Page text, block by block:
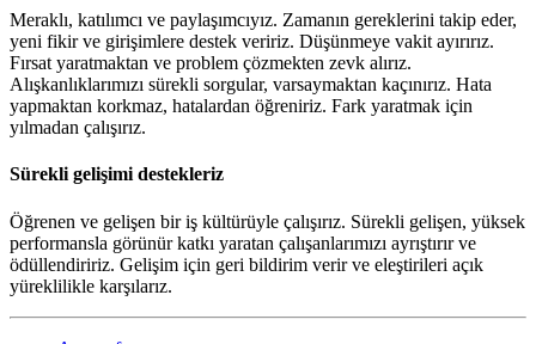
Meraklı, katılımcı ve paylaşımcıyız. Zamanın gereklerini takip eder,
yeni fikir ve girişimlere destek veririz. Düşünmeye vakit ayırırız.
Fırsat yaratmaktan ve problem çözmekten zevk alırız.
Alışkanlıklarımızı sürekli sorgular, varsaymaktan kaçınırız. Hata
yapmaktan korkmaz, hatalardan öğreniriz. Fark yaratmak için
yılmadan çalışırız.
Sürekli gelişimi destekleriz
Öğrenen ve gelişen bir iş kültürüyle çalışırız. Sürekli gelişen, yüksek
performansla görünür katkı yaratan çalışanlarımızı ayrıştırır ve
ödüllendiririz. Gelişim için geri bildirim verir ve eleştirileri açık
yüreklilikle karşılarız.